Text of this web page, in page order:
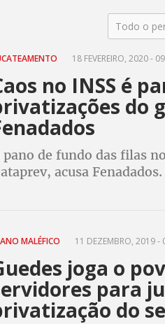
Todo o
18 FEVEREIRO, 2020 -
no INSS é
do
pano de fundo das filas
acusa
MALÉFICO 11 DEZEMBRO, 2019 -
joga o
para
do